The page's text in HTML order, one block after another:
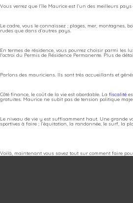
Vous verrez que l’île Maurice est l’un des meilleurs
Le cadre, vous le connaissez ; plages, mer, montagnes,
rudes que dans d’autres pays.
En termes de résidence, vous pourrez choisir parmi les
l'octroi du Permis de Résidence Permanente. Plus de
Parlons des mauriciens. Ils sont très accueillants et
Côté finance, le coût de la vie est abordable. La fiscalité
gratuites. Maurice ne subit pas de tension politique
Le niveau de vie y est suffisamment haut. Une grande
sportives à faire ; l’équitation, la randonnée, le surf, la
Voilà, maintenant vous savez tout sur comment faire